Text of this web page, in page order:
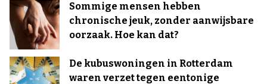
Sommige mensen hebben
chronische jeuk, zonder aanwijsbare
oorzaak. Hoe kan dat?
De kubuswoningen in Rotterdam
waren verzet tegen eentonige